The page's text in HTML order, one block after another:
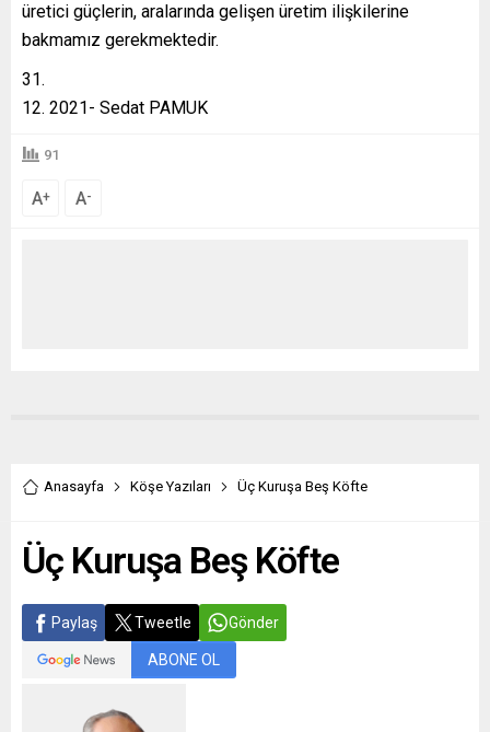
üretici güçlerin, aralarında gelişen üretim ilişkilerine
bakmamız gerekmektedir.
2021- Sedat PAMUK
91
A+ A-
Anasayfa Köşe Yazıları Üç Kuruşa Beş Köfte
Üç Kuruşa Beş Köfte
Paylaş Tweetle Gönder
ABONE OL